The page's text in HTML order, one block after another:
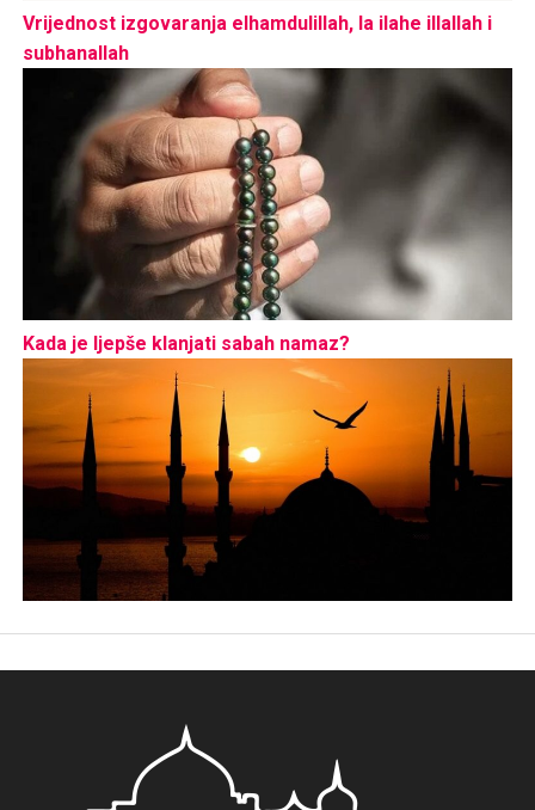
Vrijednost izgovaranja elhamdulillah, la ilahe illallah i
subhanallah
Kada je ljepše klanjati sabah namaz?